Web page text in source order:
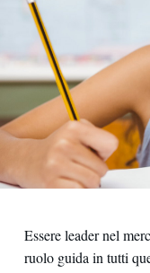
Essere leader nel
ruolo guida in tutti